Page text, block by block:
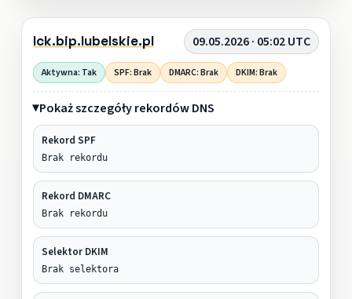
lck.bip.lubelskie.pl 09.05.2026 · 05:02 UTC
Aktywna: Tak SPF: Brak DMARC: Brak DKIM: Brak
Pokaż szczegóły rekordów DNS
Rekord SPF
Brak rekordu
Rekord DMARC
Brak rekordu
Selektor DKIM
Brak selektora